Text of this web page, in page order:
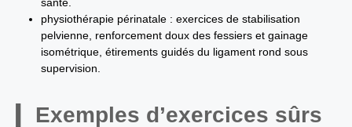
physiothérapie périnatale : exercices de stabilisation
pelvienne, renforcement doux des fessiers et gainage
isométrique, étirements guidés du ligament rond sous
supervision.
Exemples d’exercices sûrs